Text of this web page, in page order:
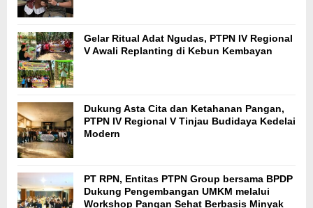
Gelar Ritual Adat Ngudas, PTPN IV Regional
V Awali Replanting di Kebun Kembayan
Dukung Asta Cita dan Ketahanan Pangan,
PTPN IV Regional V Tinjau Budidaya Kedelai
Modern
PT RPN, Entitas PTPN Group bersama BPDP
Dukung Pengembangan UMKM melalui
Workshop Pangan Sehat Berbasis Minyak